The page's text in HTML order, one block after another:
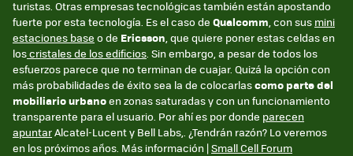
turistas. Otras empresas tecnológicas también están apostando
fuerte por esta tecnología. Es el caso de Qualcomm , con sus mini
estaciones base o de Ericsson , que quiere poner estas celdas en
loscristales de los edificios . Sin embargo, a pesar de todos los
esfuerzos parece que no terminan de cuajar. Quizá la opción con
más probabilidades de éxito sea la de colocarlascomo parte del
mobiliario urbanoen zonas saturadas y con un funcionamiento
transparente para el usuario. Por ahí es por donde parecen
apuntarAlcatel-Lucent y Bell Labs,. ¿Tendrán razón? Lo veremos
en los próximos años. Más información |Small Cell Forum